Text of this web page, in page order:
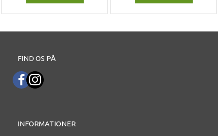
FIND OS PÅ
INFORMATIONER